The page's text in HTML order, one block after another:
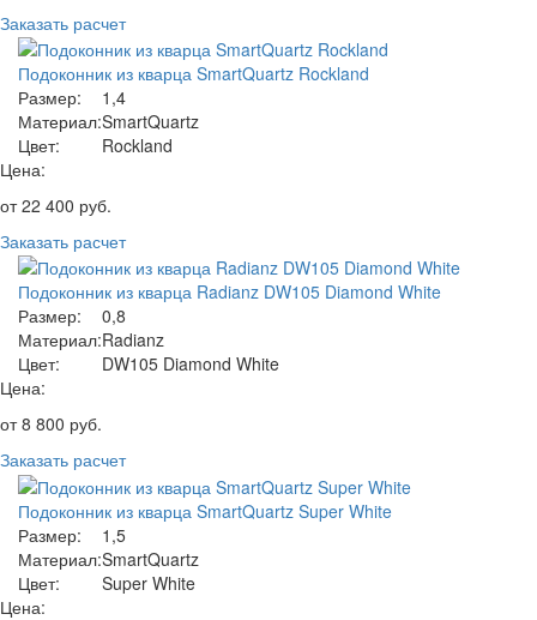
Заказать расчет
Подоконник из кварца SmartQuartz Rockland
Размер:
1,4
Материал:SmartQuartz
Цвет:
Rockland
Цена:
от22 400 руб.
Заказать расчет
Подоконник из кварца Radianz DW105 Diamond White
Размер:
0,8
Материал:Radianz
Цвет:
DW105 Diamond White
Цена:
от8 800 руб.
Заказать расчет
Подоконник из кварца SmartQuartz Super White
Размер:
1,5
Материал:SmartQuartz
Цвет:
Super White
Цена: